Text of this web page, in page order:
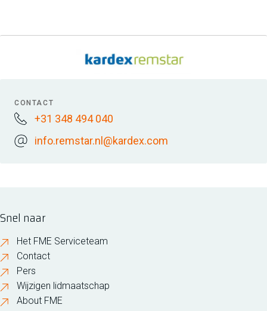
CONTACT
+31 348 494 040
info.remstar.nl@kardex.com
Snel naar
Het FME Serviceteam
Contact
Pers
Wijzigen lidmaatschap
About FME